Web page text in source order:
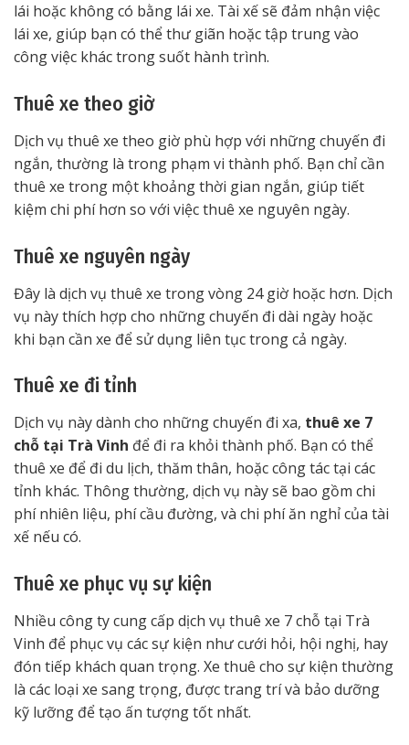
lái hoặc không có bằng lái xe. Tài xế sẽ đảm nhận việc
lái xe, giúp bạn có thể thư giãn hoặc tập trung vào
công việc khác trong suốt hành trình.
Thuê xe theo giờ
Dịch vụ thuê xe theo giờ phù hợp với những chuyến đi
ngắn, thường là trong phạm vi thành phố. Bạn chỉ cần
thuê xe trong một khoảng thời gian ngắn, giúp tiết
kiệm chi phí hơn so với việc thuê xe nguyên ngày.
Thuê xe nguyên ngày
Đây là dịch vụ thuê xe trong vòng 24 giờ hoặc hơn. Dịch
vụ này thích hợp cho những chuyến đi dài ngày hoặc
khi bạn cần xe để sử dụng liên tục trong cả ngày.
Thuê xe đi tỉnh
Dịch vụ này dành cho những chuyến đi xa, thuê xe 7
chỗ tại Trà Vinh để đi ra khỏi thành phố. Bạn có thể
thuê xe để đi du lịch, thăm thân, hoặc công tác tại các
tỉnh khác. Thông thường, dịch vụ này sẽ bao gồm chi
phí nhiên liệu, phí cầu đường, và chi phí ăn nghỉ của tài
xế nếu có.
Thuê xe phục vụ sự kiện
Nhiều công ty cung cấp dịch vụ thuê xe 7 chỗ tại Trà
Vinh để phục vụ các sự kiện như cưới hỏi, hội nghị, hay
đón tiếp khách quan trọng. Xe thuê cho sự kiện thường
là các loại xe sang trọng, được trang trí và bảo dưỡng
kỹ lưỡng để tạo ấn tượng tốt nhất.